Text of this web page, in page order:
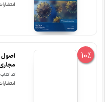
10%
اصول
مجاری
کد کتاب :